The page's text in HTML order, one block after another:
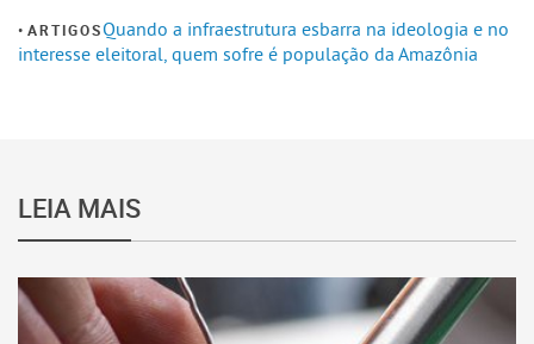
ARTIGOSQuando a infraestrutura esbarra na ideologia e no
interesse eleitoral, quem sofre é população da Amazônia
LEIA MAIS